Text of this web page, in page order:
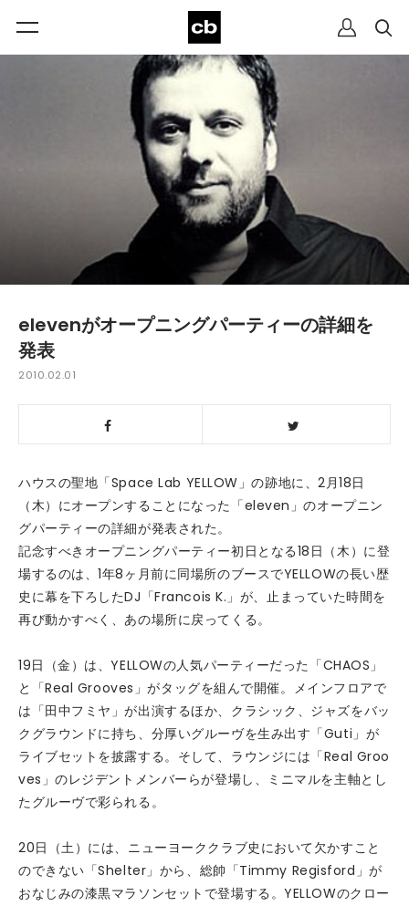
elevenがオープニングパーティーの詳細を
発表
2010.02.01
ハウスの聖地「Space Lab YELLOW」の跡地に、2月18日
（木）にオープンすることになった「eleven」のオープニン
グパーティーの詳細が発表された。
記念すべきオープニングパーティー初日となる18日（木）に登
場するのは、1年8ヶ月前に同場所のブースでYELLOWの長い歴
史に幕を下ろしたDJ「Francois K.」が、止まっていた時間を
再び動かすべく、あの場所に戻ってくる。
19日（金）は、YELLOWの人気パーティーだった「CHAOS」
と「Real Grooves」がタッグを組んで開催。メインフロアで
は「田中フミヤ」が出演するほか、クラシック、ジャズをバッ
クグラウンドに持ち、分厚いグルーヴを生み出す「Guti」が
ライブセットを披露する。そして、ラウンジには「Real Groo
ves」のレジデントメンバーらが登場し、ミニマルを主軸とし
たグルーヴで彩られる。
20日（土）には、ニューヨーククラブ史において欠かすこと
のできない「Shelter」から、総帥「Timmy Regisford」が
おなじみの漆黒マラソンセットで登場する。YELLOWのクロー